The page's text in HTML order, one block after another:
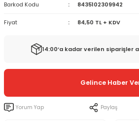
Barkod Kodu 8435102309942
Fiyat 84,50 TL + KDV
14:00’a kadar verilen siparişler
Gelince Haber
Yorum Yap Paylaş